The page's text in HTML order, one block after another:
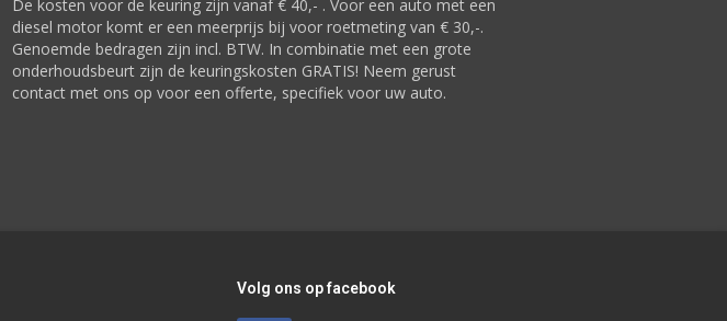
De kosten voor de keuring zijn vanaf € 40,- . Voor een auto met een
diesel motor komt er een meerprijs bij voor roetmeting van € 30,-.
Genoemde bedragen zijn incl. BTW. In combinatie met een grote
onderhoudsbeurt zijn de keuringskosten GRATIS! Neem gerust
contact met ons op voor een offerte, specifiek voor uw auto.
Volg ons op facebook